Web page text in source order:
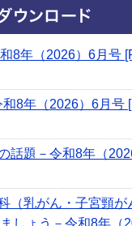
8年（2026）6月号
8年（2026）6月号
話題－令和8年（
（乳がん・子宮頸
しょう－令和8年（